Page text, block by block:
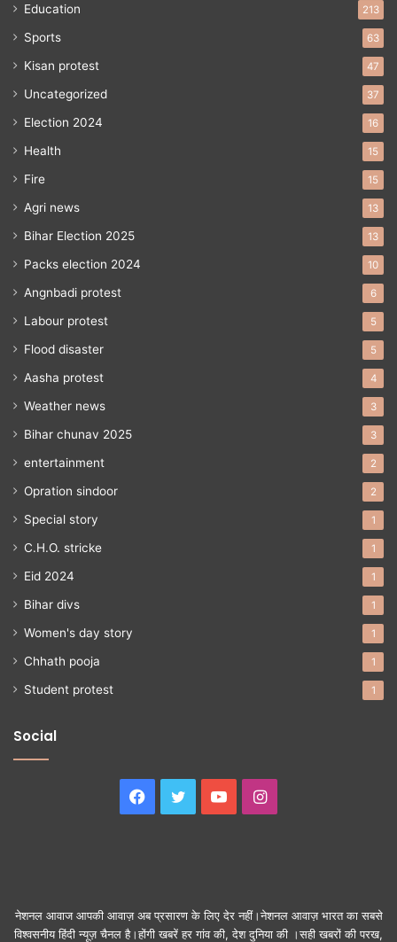
Education 213
Sports 63
Kisan protest 47
Uncategorized 37
Election 2024 16
Health 15
Fire 15
Agri news 13
Bihar Election 2025 13
Packs election 2024 10
Angnbadi protest 6
Labour protest 5
Flood disaster 5
Aasha protest 4
Weather news 3
Bihar chunav 2025 3
entertainment 2
Opration sindoor 2
Special story 1
C.H.O. stricke 1
Eid 2024 1
Bihar divs 1
Women's day story 1
Chhath pooja 1
Student protest 1
Social
Facebook
Twitter YouTubeInstagram
नेशनल आवाज आपकी आवाज़ अब प्रसारण के लिए देर नहीं।नेशनल आवाज़ भारत का सबसे
विश्वसनीय हिंदी न्यूज़ चैनल है।होंगी खबरें हर गांव की, देश दुनिया की ।सही खबरों की परख,